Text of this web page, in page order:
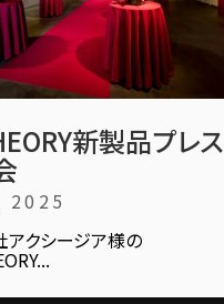
新製品プレス
2025
クシージア様の